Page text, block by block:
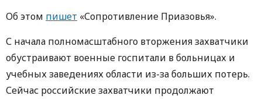
Об этом пишет «Сопротивление Приазовья».
С начала полномасштабного вторжения захватчики
обустраивают военные госпитали в больницах и
учебных заведениях области из-за больших потерь.
Сейчас российские захватчики продолжают